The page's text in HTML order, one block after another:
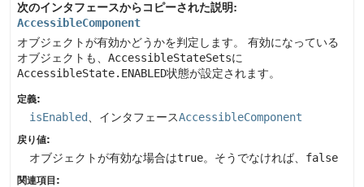
次のインタフェースからコピーされた説明:
AccessibleComponent
オブジェクトが有効かどうかを判定します。
有効になっている
オブジェクトも、 AccessibleStateSetsに
AccessibleState.ENABLED状態が設定されます。
定義:
isEnabled 、インタフェースAccessibleComponent
戻り値:
オブジェクトが有効な場合はtrue。そうでなければ、 false
関連項目: